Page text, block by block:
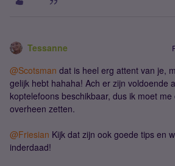
Tessanne
@Scotsman dat is heel erg attent van je,
gelijk hebt hahaha! Ach er zijn voldoende
koptelefoons beschikbaar, dus ik moet
overheen zetten.
@Friesian Kijk dat zijn ook goede tips en
inderdaad!